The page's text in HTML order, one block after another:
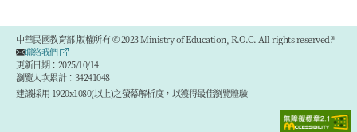
中華民國教育部 版權所有 © 2023 Ministry of Education, R.O.C. All rights reserved.®
聯絡我們
更新日期：2025/10/14
瀏覽人次累計：34241048
建議採用 1920x1080(以上)之螢幕解析度，以獲得最佳瀏覽體驗